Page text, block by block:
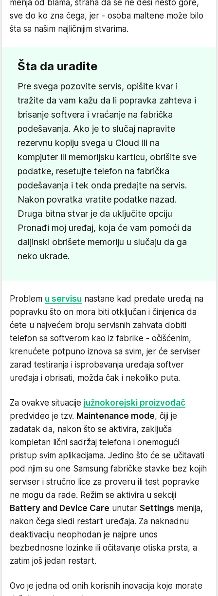
menja od blama, straha da se ne desi nešto gore,
sve do ko zna čega, jer - osoba maltene može bilo
šta sa našim najličnijim stvarima.
Šta da uradite
Pre svega pozovite servis, opišite kvar i
tražite da vam kažu da li popravka zahteva i
brisanje softvera i vraćanje na fabrička
podešavanja. Ako je to slučaj napravite
rezervnu kopiju svega u Cloud ili na
kompjuter ili memorijsku karticu, obrišite sve
podatke, resetujte telefon na fabrička
podešavanja i tek onda predajte na servis.
Nakon povratka vratite podatke nazad.
Druga bitna stvar je da uključite opciju
Pronađi moj uređaj, koja će vam pomoći da
daljinski obrišete memoriju u slučaju da ga
neko ukrade.
Problem u servisu nastane kad predate uređaj na
popravku što on mora biti otključan i činjenica da
ćete u najvećem broju servisnih zahvata dobiti
telefon sa softverom kao iz fabrike - očišćenim,
krenućete potpuno iznova sa svim, jer će serviser
zarad testiranja i isprobavanja uređaja softver
uređaja i obrisati, možda čak i nekoliko puta.
Za ovakve situacije južnokorejski proizvođač
predvideo je tzv. Maintenance mode, čiji je
zadatak da, nakon što se aktivira, zaključa
kompletan lični sadržaj telefona i onemogući
pristup svim aplikacijama. Jedino što će se učitavati
pod njim su one Samsung fabričke stavke bez kojih
serviser i stručno lice za proveru ili test popravke
ne mogu da rade. Režim se aktivira u sekciji
Battery and Device Care unutar Settings menija,
nakon čega sledi restart uređaja. Za naknadnu
deaktivaciju neophodan je najpre unos
bezbednosne lozinke ili očitavanje otiska prsta, a
zatim još jedan restart.
Ovo je jedna od onih korisnih inovacija koje morate